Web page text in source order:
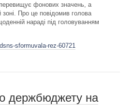
фонових значень, а
Про це повідомив голова
нараді під головуванням
sformuvala-rez-60721
держбюджету на